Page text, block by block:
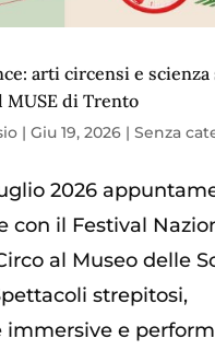
arti circensi e scienza
MUSE di Trento
| Giu 19, 2026| Senza
2026
con il Festival
al Museo delle
strepitosi,
immersive e